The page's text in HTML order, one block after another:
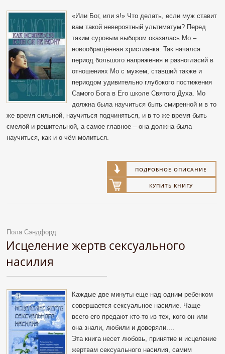
«Или Бог, или я!» Что делать, если муж ставит
вам такой невероятный ультиматум? Перед
таким суровым выбором оказалась Мо –
новообращённая христианка. Так начался
период большого напряжения и разногласий в
отношениях Мо с мужем, ставший также и
периодом удивительно глубокого постижения
Самого Бога в Его школе Святого Духа. Мо
должна была научиться быть смиренной и в то
же время сильной, научиться подчиняться, и в то же время быть
смелой и решительной, а самое главное – она должна была
научиться, как и о чём молиться.
ПОДРОБНОЕ ОПИСАНИЕ
КУПИТЬ КНИГУ
Пола Сэндфорд
Исцеление жертв сексуального
насилия
Каждые две минуты еще над одним ребенком
совершается сексуальное насилие. Чаще
всего его предают кто-то из тех, кого он или
она знали, любили и доверяли....
Эта книга несет любовь, принятие и исцеление
жертвам сексуального насилия, самим